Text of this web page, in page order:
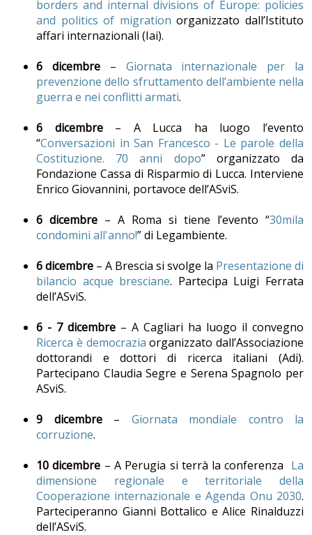
borders and internal divisions of Europe: policies
and politics of migration organizzato dall’Istituto
affari internazionali (Iai).
6 dicembre – Giornata internazionale per la
prevenzione dello sfruttamento dell’ambiente nella
guerra e nei conflitti armati.
6 dicembre – A Lucca ha luogo l’evento
“Conversazioni in San Francesco - Le parole della
Costituzione. 70 anni dopo” organizzato da
Fondazione Cassa di Risparmio di Lucca. Interviene
Enrico Giovannini, portavoce dell’ASviS.
6 dicembre – A Roma si tiene l’evento “30mila
condomini all'anno!” di Legambiente.
6 dicembre – A Brescia si svolge la Presentazione di
bilancio acque bresciane. Partecipa Luigi Ferrata
dell’ASviS.
6 - 7 dicembre – A Cagliari ha luogo il convegno
Ricerca è democrazia organizzato dall’Associazione
dottorandi e dottori di ricerca italiani (Adi).
Partecipano Claudia Segre e Serena Spagnolo per
ASviS.
9 dicembre – Giornata mondiale contro la
corruzione.
10 dicembre – A Perugia si terrà la conferenza La
dimensione regionale e territoriale della
Cooperazione internazionale e Agenda Onu 2030.
Parteciperanno Gianni Bottalico e Alice Rinalduzzi
dell’ASviS.